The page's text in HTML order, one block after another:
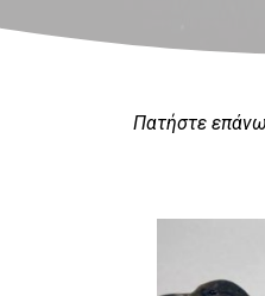
Πατήστε επάνω